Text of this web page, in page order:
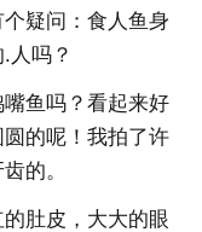
疑问：食人鱼身
人吗？
鱼吗？看起来好
的呢！我拍了许
的。
肚皮，大大的眼